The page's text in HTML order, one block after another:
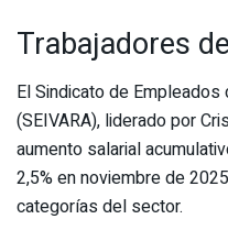
Trabajadores
El Sindicato de
(SEIVARA), liderado por
aumento salarial
2,5% en noviembre de
categorías del sector.